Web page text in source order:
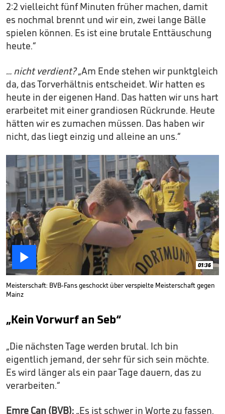
2:2 vielleicht fünf Minuten früher machen, damit
es nochmal brennt und wir ein, zwei lange Bälle
spielen können. Es ist eine brutale Enttäuschung
heute.“
… nicht verdient?„Am Ende stehen wir punktgleich
da, das Torverhältnis entscheidet. Wir hatten es
heute in der eigenen Hand. Das hatten wir uns hart
erarbeitet mit einer grandiosen Rückrunde. Heute
hätten wir es zumachen müssen. Das haben wir
nicht, das liegt einzig und alleine an uns.“
 01:36
Meisterschaft: BVB-Fans geschockt über verspielte Meisterschaft gegen
Mainz
„Kein Vorwurf an Seb“
„Die nächsten Tage werden brutal. Ich bin
eigentlich jemand, der sehr für sich sein möchte.
Es wird länger als ein paar Tage dauern, das zu
verarbeiten.“
Emre Can (BVB): „Es ist schwer in Worte zu fassen.